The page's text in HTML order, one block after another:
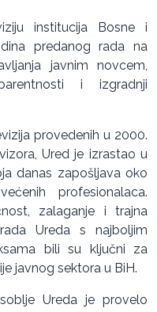
institucija Bosne i
predanog rada na
javnim novcem,
i izgradnji
provedenih u 2000.
Ured je izrastao u
danas zapošljava oko
profesionalaca.
zalaganje i trajna
Ureda s najboljim
bili su ključni za
javnog sektora u BiH.
Ureda je provelo